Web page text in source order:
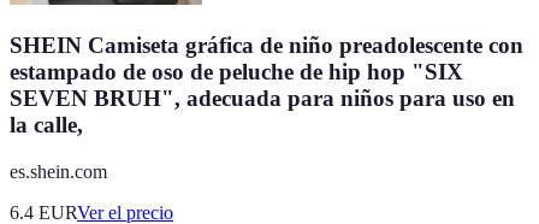
SHEIN Camiseta gráfica de niño preadolescente con
estampado de oso de peluche de hip hop "SIX
SEVEN BRUH", adecuada para niños para uso en
la calle,
es.shein.com
6.4 EURVer el precio